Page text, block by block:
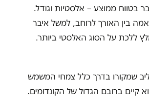
בטווח ממוצע – אלסטיות וגודל.
בין האורך לרוחב, למשל איבר
ללכת על הסוג האלסטי ביותר.
שמקורו בדרך כלל צמחי המשמש
קיים ברובם הגדול של הקונדומים.